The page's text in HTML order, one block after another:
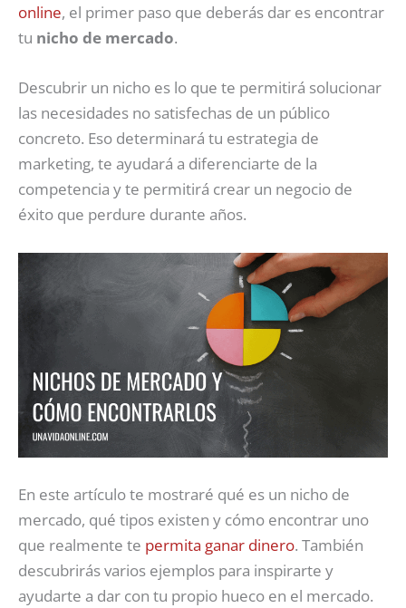
online, el primer paso que deberás dar es encontrar
tu nicho de mercado.
Descubrir un nicho es lo que te permitirá solucionar
las necesidades no satisfechas de un público
concreto. Eso determinará tu estrategia de
marketing, te ayudará a diferenciarte de la
competencia y te permitirá crear un negocio de
éxito que perdure durante años.
En este artículo te mostraré qué es un nicho de
mercado, qué tipos existen y cómo encontrar uno
que realmente te permita ganar dinero. También
descubrirás varios ejemplos para inspirarte y
ayudarte a dar con tu propio hueco en el mercado.